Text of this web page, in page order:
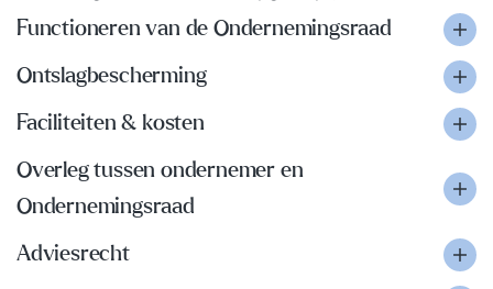
Functioneren van de Ondernemingsraad
Ontslagbescherming
Faciliteiten & kosten
Overleg tussen ondernemer en
Ondernemingsraad
Adviesrecht